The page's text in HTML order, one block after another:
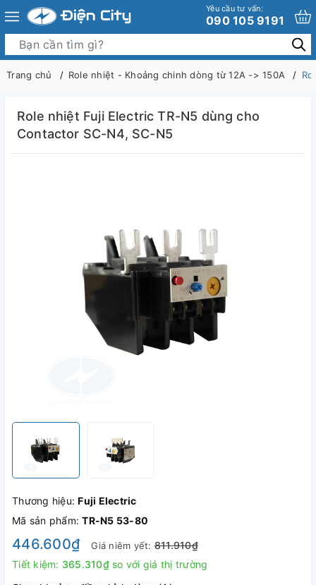
Yêu cầu tư vấn:
090 105 9191
Trang chủ Role nhiệt - Khoảng chinh dòng từ 12A -> 150A
Role nhiệt Fuji Electric TR-N5 dùng cho
Contactor SC-N4, SC-N5
Thương hiệu:Fuji Electric
Mã sản phẩm:TR-N5 53-80
446.600₫ Giá niêm yết:811.910₫
Tiết kiệm: 365.310₫ so với giá thị trường